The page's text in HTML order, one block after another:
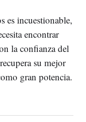
es incuestionable,
encontrar
la confianza del
su mejor
gran potencia.